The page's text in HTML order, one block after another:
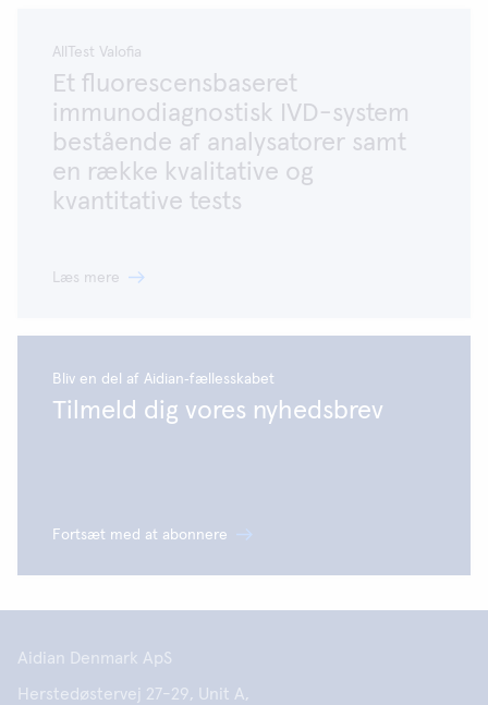
AllTest Valofia
Et fluorescensbaseret
immunodiagnostisk IVD-system
bestående af analysatorer samt
en række kvalitative og
kvantitative tests
Læs mere
Bliv en del af Aidian‑fællesskabet
Tilmeld dig vores nyhedsbrev
Fortsæt med at abonnere
Aidian Denmark ApS
Herstedøstervej 27-29, Unit A,